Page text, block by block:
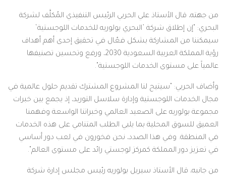
من جهته، قال الأستاذ علي الحربي الرئيس التنفيذي المُكلَّف لشركة
البحري: "إن إطلاق شركة ’البحري بولوريه للخدمات اللوجستية‘
سيمكننا من المشاركة بشكل فعّال في تحقيق إحدى أهم أهداف
رؤية المملكة العربية السعودية 2030، ورفع وتحسين تصنيفها
عالمياً على مستوى الخدمات اللوجستية".
وأضاف الحربي: "سيتيح لنا المشروع المشترك تقديم حلول عالمية في
مجال الخدمات اللوجستية وإدارة سلاسل التوريد، إذ يجمع بين خبرات
مجموعة بولوريه على الصعيد العالمي وخبراتنا الواسعة وفهمنا
العميق للسوق المحلية بما يلبي الطلب المتنامي على هذه الخدمات
في المنطقة. وفي هذا الصدد، نحن فخورون في لعب دور أساسي
في تعزيز دور المملكة كمركز لوجستي رائد على مستوى العالم".
من جانبه، قال الأستاذ سيريل بولوريه رئيس مجلس إدارة شركة